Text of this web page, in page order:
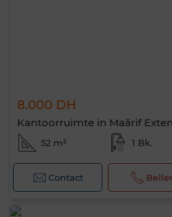
8.000 DH
Kantoorruimte in Maârif
52 m² 1 Bk.
Contact